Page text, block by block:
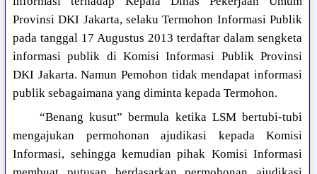
Provinsi DKI Jakarta, selaku Termohon Informasi Publik
pada tanggal 17 Augustus 2013 terdaftar dalam sengketa
informasi publik di Komisi Informasi Publik Provinsi
DKI Jakarta. Namun Pemohon tidak mendapat informasi
publik sebagaimana yang diminta kepada Termohon.
“Benang kusut” bermula ketika LSM bertubi-tubi
mengajukan permohonan ajudikasi kepada Komisi
Informasi, sehingga kemudian pihak Komisi Informasi